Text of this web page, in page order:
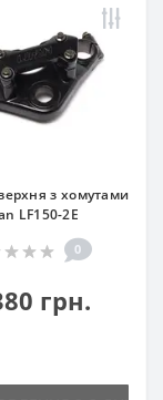
з хомутами
LF150-2E
0
грн.